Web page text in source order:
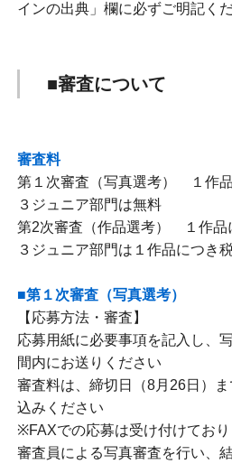
インの出典」欄に必ずご明記くだ
■審査について
審査料
第１次審査（写真選考） １作
３ジュニア部門は無料
第2次審査（作品選考） １作
３ジュニア部門は１作品につき
■第１次審査（写真選考）
【応募方法・審査】
応募用紙に必要事項を記入し、
間内にお送りください
審査料は、締切日（8月26日）
込みください
※FAXでの応募は受け付けてお
審査員による写真審査を行い、